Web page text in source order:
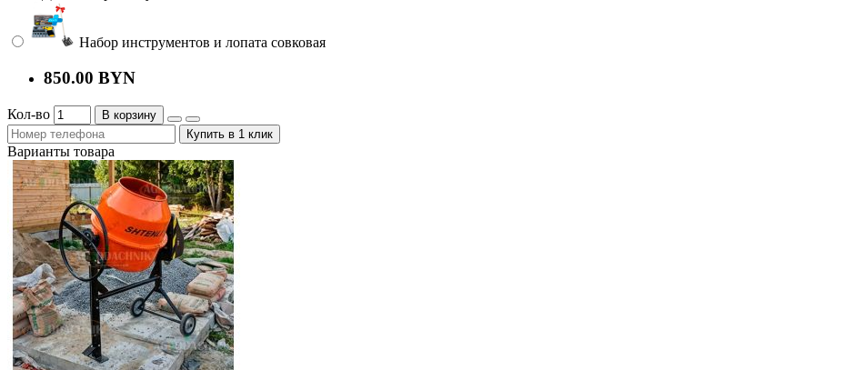
Набор инструментов и лопата совковая
850.00 BYN
Кол-во
В корзину
Купить в 1 клик
Варианты товара